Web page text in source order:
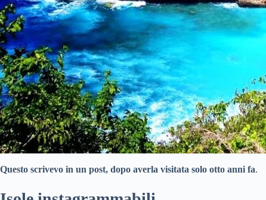
Questo scrivevo in un post, dopo averla visitata solo otto anni fa.